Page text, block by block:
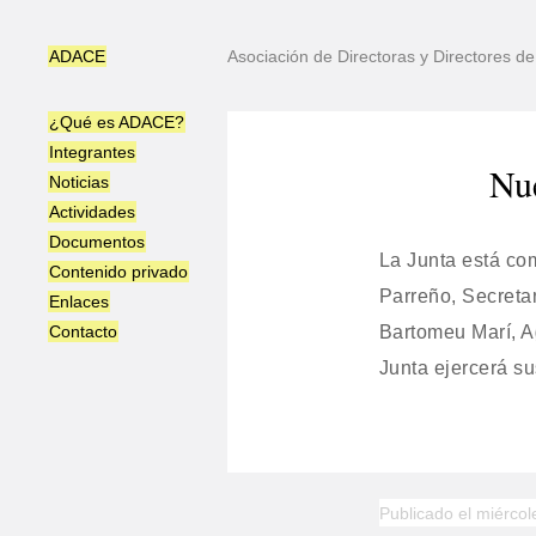
ADACE Asociación de Directoras y Directores
¿Qué es ADACE?
Integrantes
Noticias
Actividades
Documentos
Contenido privado
Enlaces
Contacto
La Junta está
Parreño,
Bartomeu Marí,
Junta ejercerá
Publicado el